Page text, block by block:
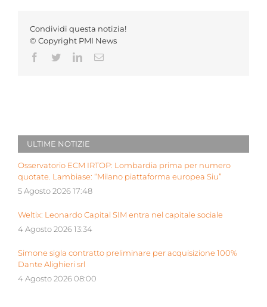
Condividi questa notizia!
© Copyright PMI News
Facebook
TwitterLinkedInEmail
ULTIME NOTIZIE
Osservatorio ECM IRTOP: Lombardia prima per numero
quotate. Lambiase: “Milano piattaforma europea Siu”
5 Agosto 2026 17:48
Weltix: Leonardo Capital SIM entra nel capitale sociale
4 Agosto 2026 13:34
Simone sigla contratto preliminare per acquisizione 100%
Dante Alighieri srl
4 Agosto 2026 08:00